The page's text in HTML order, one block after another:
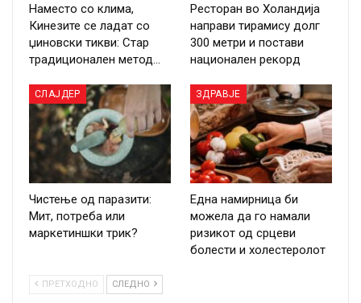
Наместо со клима,
Кинезите се ладат со
џиновски тикви: Стар
традиционален метод…
Ресторан во Холандија
направи тирамису долг
300 метри и постави
национален рекорд
СЛАЈДЕР
Чистење од паразити:
Мит, потреба или
маркетиншки трик?
ЗДРАВЈЕ
Една намирница би
можела да го намали
ризикот од срцеви
болести и холестеролот
ПРЕТХОДНО СЛЕДНО